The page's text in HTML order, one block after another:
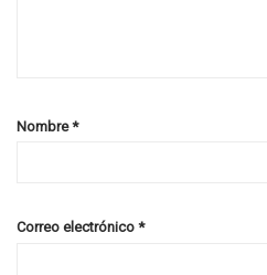
Nombre*
Correo electrónico *